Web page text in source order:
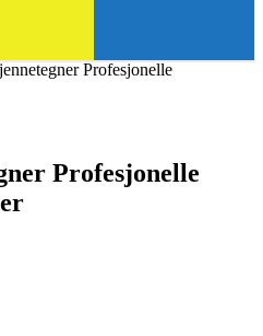
Profesjonelle
Profesjonelle